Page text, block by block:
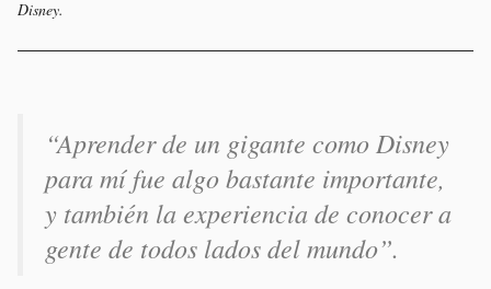
Disney.
“Aprender de un gigante como Disney
para mí fue algo bastante importante,
y también la experiencia de conocer a
gente de todos lados del mundo”.